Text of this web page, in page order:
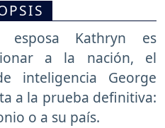
esposa Kathryn es
a la nación, el
inteligencia George
a la prueba definitiva:
o a su país.